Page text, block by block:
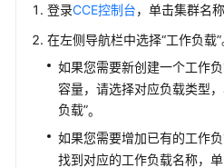
户
南
集
群
工
登录CCE控制台，单击集群名
在左侧导航栏中选择“工作负载”
如果您需要新创建一个工作
容量，请选择对应负载类型
负载”。
如果您需要增加已有的工作
找到对应的工作负载名称，